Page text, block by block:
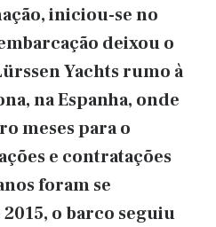
iniciou-se no
deixou o
Yachts rumo à
na Espanha, onde
meses para o
e contratações
foram se
o barco seguiu